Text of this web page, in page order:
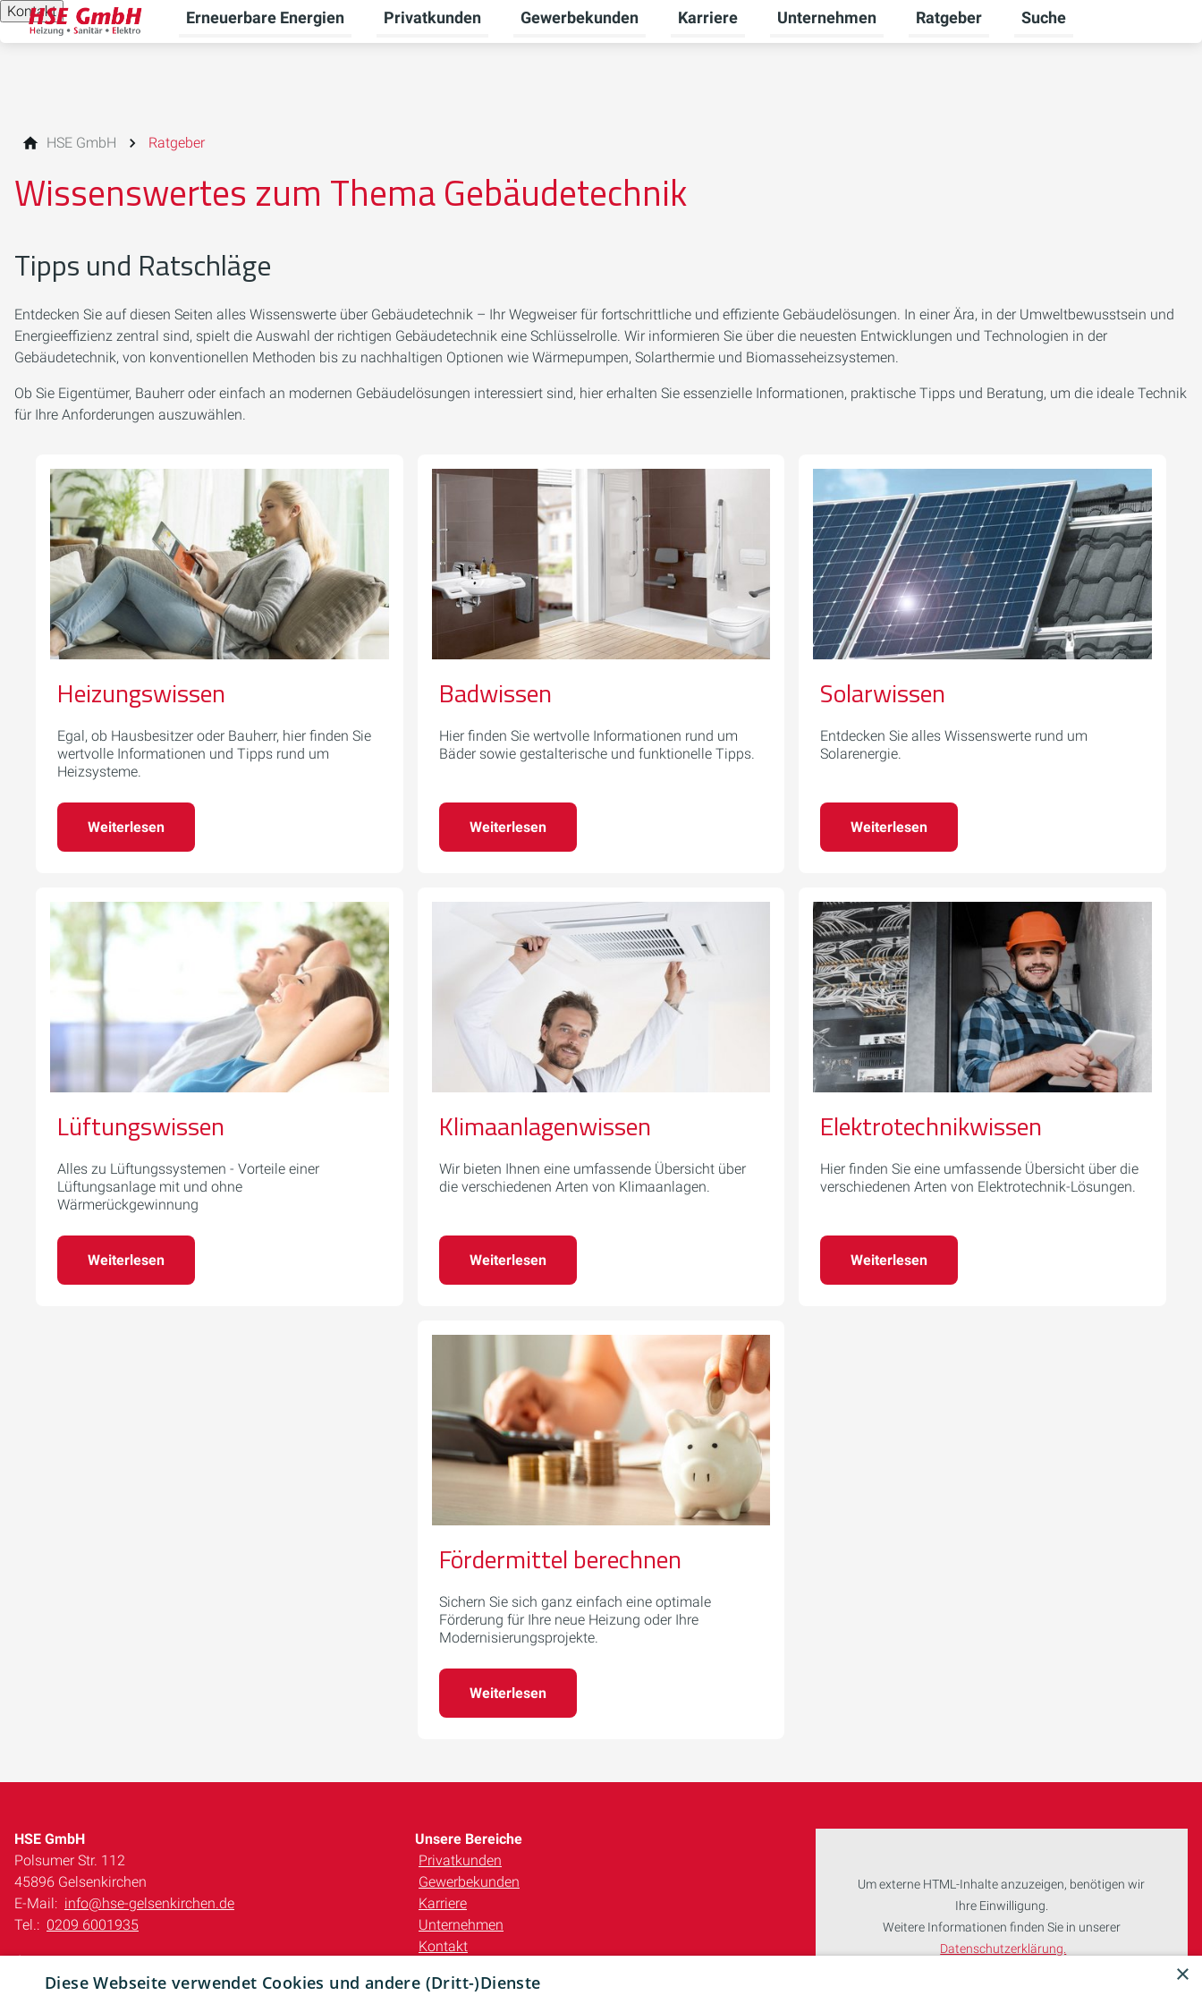
Kontakt Erneuerbare Energien
Untermenü für Erneuerbare Energien umschalten
Privatkunden
Untermenü für Privatkunden umschalten
Gewerbekunden
Untermenü für Gewerbekunden umschalten
Karriere
Untermenü für Karriere umschalten
Unternehmen
Untermenü für Unternehmen umschalten
Ratgeber
Untermenü für Ratgeber
Suche
HSE GmbH Ratgeber
Wissenswertes zum Thema Gebäudetechnik
Tipps und Ratschläge
Entdecken Sie auf diesen Seiten alles Wissenswerte über Gebäudetechnik – Ihr Wegweiser für fortschrittliche und effiziente Gebäudelösungen. In einer Ära, in der Umweltbewusstsein und
Energieeffizienz zentral sind, spielt die Auswahl der richtigen Gebäudetechnik eine Schlüsselrolle. Wir informieren Sie über die neuesten Entwicklungen und Technologien in der
Gebäudetechnik, von konventionellen Methoden bis zu nachhaltigen Optionen wie Wärmepumpen, Solarthermie und Biomasseheizsystemen.
Ob Sie Eigentümer, Bauherr oder einfach an modernen Gebäudelösungen interessiert sind, hier erhalten Sie essenzielle Informationen, praktische Tipps und Beratung, um die ideale Technik
für Ihre Anforderungen auszuwählen.
Heizungswissen
Egal, ob Hausbesitzer oder Bauherr, hier finden Sie
wertvolle Informationen und Tipps rund um
Heizsysteme.
Weiterlesen
Badwissen
Hier finden Sie wertvolle Informationen rund um
Bäder sowie gestalterische und funktionelle Tipps.
Weiterlesen
Solarwissen
Entdecken Sie alles Wissenswerte rund um
Solarenergie.
Weiterlesen
Lüftungswissen
Alles zu Lüftungssystemen - Vorteile einer
Lüftungsanlage mit und ohne
Wärmerückgewinnung
Weiterlesen
Klimaanlagenwissen
Wir bieten Ihnen eine umfassende Übersicht über
die verschiedenen Arten von Klimaanlagen.
Weiterlesen
Elektrotechnikwissen
Hier finden Sie eine umfassende Übersicht über die
verschiedenen Arten von Elektrotechnik-Lösungen.
Weiterlesen
Fördermittel berechnen
Sichern Sie sich ganz einfach eine optimale
Förderung für Ihre neue Heizung oder Ihre
Modernisierungsprojekte.
Weiterlesen
HSE GmbH
Polsumer Str. 112
45896 Gelsenkirchen
E-Mail: info@hse-gelsenkirchen.de
Tel.: 0209 6001935
Impressum
Barrierefreiheitserklärung
Unsere Bereiche
Privatkunden
Gewerbekunden
Karriere
Unternehmen
Kontakt
Um externe HTML-Inhalte anzuzeigen, benötigen wir
Ihre Einwilligung.
Weitere Informationen finden Sie in unserer
Datenschutzerklärung.
×
Diese Webseite verwendet Cookies und andere (Dritt-)Dienste